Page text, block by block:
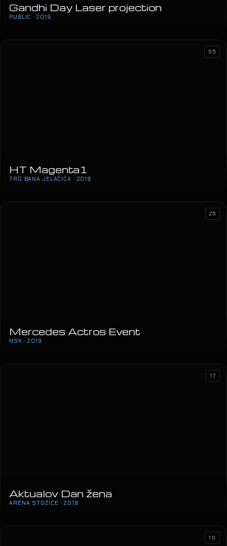
Gandhi Day Laser projection
PUBLIC · 2019
HT Magenta1
TRG BANA JELAČIĆA · 2019
05
Mercedes Actros Event
NSK · 2019
25
Aktualov Dan žena
ARENA STOŽICE · 2019
17
SD MARINO CVETKOVIĆ · 2019
10